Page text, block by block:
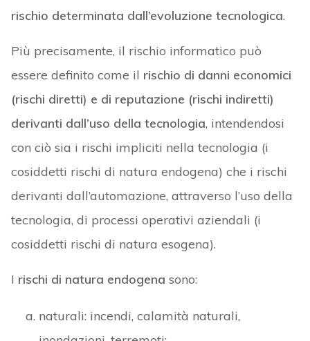
rischio determinata dall’evoluzione tecnologica.
Più precisamente, il rischio informatico può
essere definito come il rischio di danni economici
(rischi diretti) e di reputazione (rischi indiretti)
derivanti dall’uso della tecnologia, intendendosi
con ciò sia i rischi impliciti nella tecnologia (i
cosiddetti rischi di natura endogena) che i rischi
derivanti dall’automazione, attraverso l’uso della
tecnologia, di processi operativi aziendali (i
cosiddetti rischi di natura esogena).
I rischi di natura endogena sono:
naturali: incendi, calamità naturali,